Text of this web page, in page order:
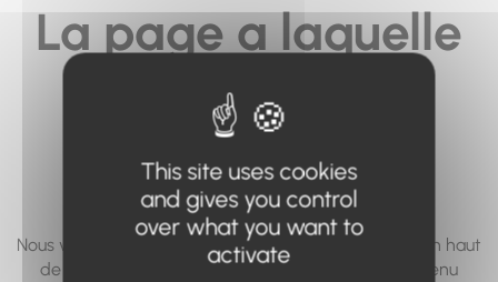
La page a laquelle
vous cherchez à
accéder n'existe
pas... ou plus.
Nous vous invitons à utiliser le moteur de recherche en haut
de page, ou à utiliser le menu pour trouver le contenu
This site uses cookies
and gives you control
over what you want to
activate